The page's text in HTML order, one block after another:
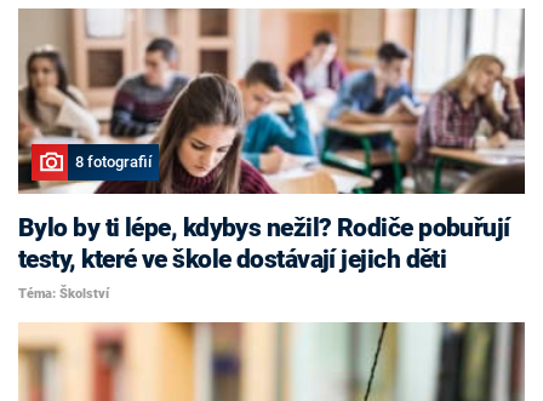
8 fotografií
Bylo by ti lépe, kdybys nežil? Rodiče pobuřují
testy, které ve škole dostávají jejich děti
Téma: Školství